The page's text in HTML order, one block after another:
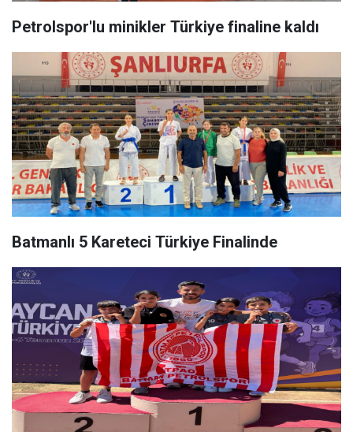
Petrolspor'lu minikler Türkiye finaline kaldı
Batmanlı 5 Kareteci Türkiye Finalinde